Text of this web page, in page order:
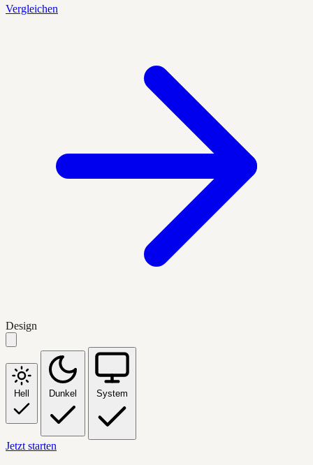
Vergleichen
Design
Hell Dunkel System
Jetzt starten